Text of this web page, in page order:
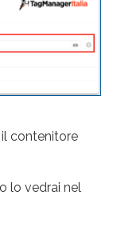
contenitore
lo vedrai nel